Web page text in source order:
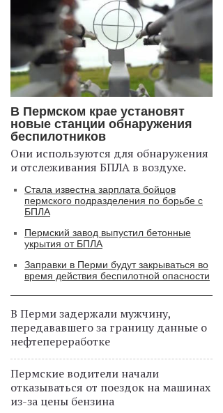
В Пермском крае установят
новые станции обнаружения
беспилотников
Они используются для обнаружения
и отслеживания БПЛА в воздухе.
Стала известна зарплата бойцов
пермского подразделения по борьбе с
БПЛА
Пермский завод выпустил бетонные
укрытия от БПЛА
Заправки в Перми будут закрываться во
время действия беспилотной опасности
В Перми задержали мужчину,
передававшего за границу данные о
нефтепереработке
Пермские водители начали
отказываться от поездок на машинах
из-за цены бензина